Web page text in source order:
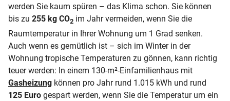
werden Sie kaum spüren – das Klima schon. Sie können
bis zu 255 kg CO2 im Jahr vermeiden, wenn Sie die
Raumtemperatur in Ihrer Wohnung um 1 Grad senken.
Auch wenn es gemütlich ist – sich im Winter in der
Wohnung tropische Temperaturen zu gönnen, kann richtig
teuer werden: In einem 130-m²-Einfamilienhaus mit
Gasheizung können pro Jahr rund 1.015 kWh und rund
125 Euro gespart werden, wenn Sie die Temperatur um ein